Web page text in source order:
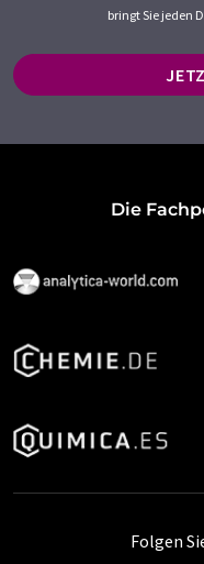
bringt Sie jeden
Die
Folgen